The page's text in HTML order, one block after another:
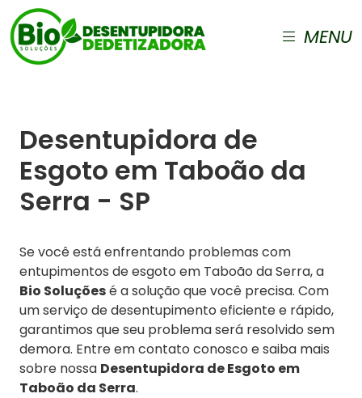
MENU
Desentupidora de
Esgoto em Taboão da
Serra - SP
Se você está enfrentando problemas com
entupimentos de esgoto em Taboão da Serra, a
Bio Soluçõesé a solução que você precisa. Com
um serviço de desentupimento eficiente e rápido,
garantimos que seu problema será resolvido sem
demora. Entre em contato conosco e saiba mais
sobre nossa Desentupidora de Esgoto em
Taboão da Serra.